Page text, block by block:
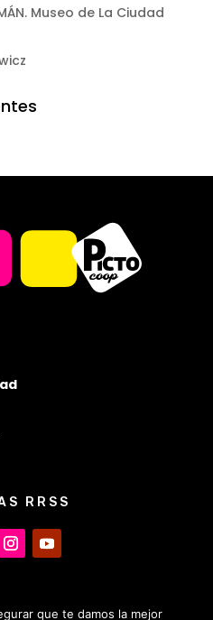
Museo de La Ciudad
RRSS
que te damos la mejor